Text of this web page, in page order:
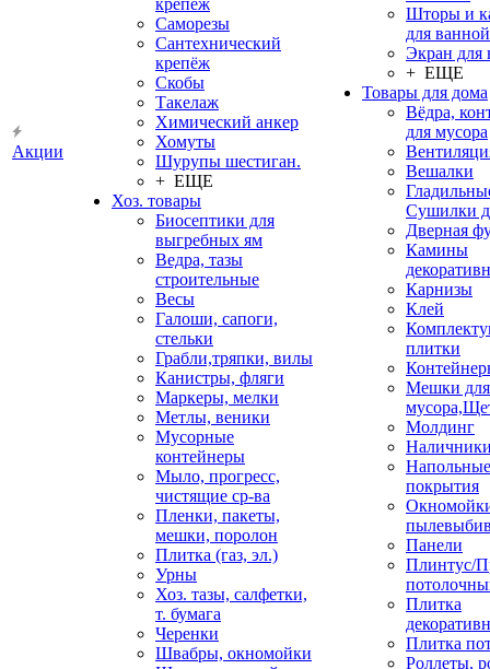
Акции
крепёж
Саморезы
Сантехнический
крепёж
Скобы
Такелаж
Химический анкер
Хомуты
Шурупы шестиган.
+ ЕЩЕ
Хоз. товары
Биосептики для
выгребных ям
Ведра, тазы
строительные
Весы
Галоши, сапоги,
стельки
Грабли,тряпки, вилы
Канистры, фляги
Маркеры, мелки
Метлы, веники
Мусорные
контейнеры
Мыло, прогресс,
чистящие ср-ва
Пленки, пакеты,
мешки, поролон
Плитка (газ, эл.)
Урны
Хоз. тазы, салфетки,
т. бумага
Черенки
Швабры, окномойки
Шторы и
для ванной
Экран для
+ ЕЩЕ
Товары для дома
Вёдра,
для мусора
Вешалки
Сушилки
Дверная
Камины
Карнизы
Клей
плитки
Мешки для
Молдинг
Напольные
покрытия
Панели
Плинтус/
Плитка
Плитка
Роллеты,